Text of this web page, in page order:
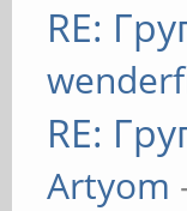
RE:
RE:
Artyom